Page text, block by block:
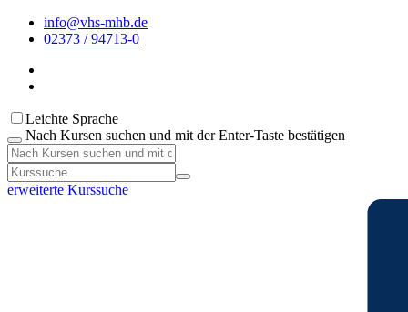
info@vhs-mhb.de
02373 / 94713-0
Leichte Sprache
Nach Kursen suchen und mit der Enter-Taste bestätigen
erweiterte Kurssuche